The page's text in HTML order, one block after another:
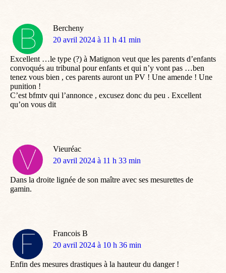
Bercheny
dit
20 avril 2024 à 11 h 41 min
Excellent …le type (?) à Matignon veut que les parents d’enfants
convoqués au tribunal pour enfants et qui n’y vont pas …ben
tenez vous bien , ces parents auront un PV ! Une amende ! Une
punition !
C’est bfmtv qui l’annonce , excusez donc du peu . Excellent
qu’on vous dit
Vieuréac
dit
20 avril 2024 à 11 h 33 min
Dans la droite lignée de son maître avec ses mesurettes de
gamin.
Francois B
dit
20 avril 2024 à 10 h 36 min
Enfin des mesures drastiques à la hauteur du danger !